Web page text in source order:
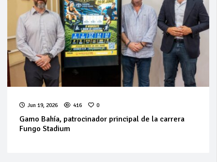
Jun 19, 2026 416 0
Gamo Bahía, patrocinador principal de la carrera
Fungo Stadium